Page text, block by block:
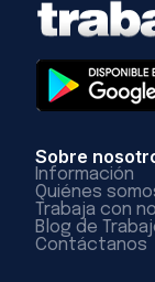
Sobre
Información
Quiénes
Trabaja con
Blog de
Contáctanos